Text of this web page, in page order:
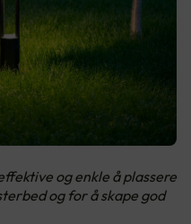
og enkle å plassere
og for å skape god